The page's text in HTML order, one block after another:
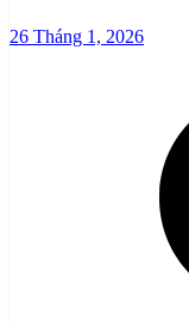
26 Tháng 1, 2026